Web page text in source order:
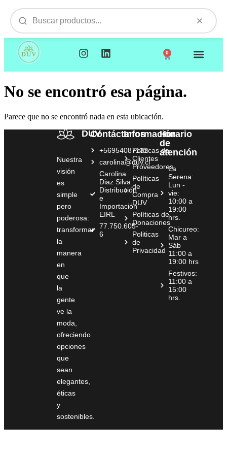
0
No se encontró esa página.
Parece que no se encontró nada en esta ubicación.
DUV
Nuestra
visión
es
simple
pero
poderosa:
transformar
la
manera
en
que
la
gente
ve la
moda,
ofreciendo
opciones
que
sean
elegantes,
éticas
y
sostenibles.
Contáctanos
+56954087132
carolina@duv.cl
Carolina
Diaz Silva
Distribución
e
Importación
EIRL
77.750.605-
6
Información
Políticas de
Clientes
Proveedores
Políticas
de
Compra
DUV
Políticas de
Donaciones
Politicas
de
Privacidad
Horario
de
atención
La
Serena:
Lun -
vie:
10:00 a
19:00
hrs.
Chicureo:
Mar a
Sáb
11:00 a
19:00 hrs
Festivos:
11:00 a
15:00
hrs.